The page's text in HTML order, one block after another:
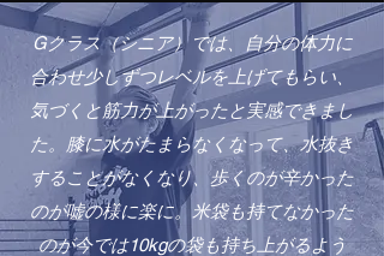
Gクラス（シニア）では、自分の体力に
合わせ少しずつレベルを上げてもらい、
気づくと筋力が上がったと実感できまし
た。膝に水がたまらなくなって、水抜き
することがなくなり、歩くのが辛かった
のが嘘の様に楽に。米袋も持てなかった
のが今では10kgの袋も持ち上がるよう